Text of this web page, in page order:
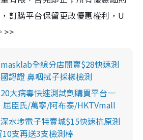
訂購平台保留更改優惠權利，U
>>
masklab全線分店開賣$28快速測
認證 鼻咽拭子採樣檢測
20大病毒快速測試劑購買平台一
屈臣氏/萬寧/阿布泰/HKTVmall
深水埗電子特賣城$15快速抗原測
支再送3支檢測棒